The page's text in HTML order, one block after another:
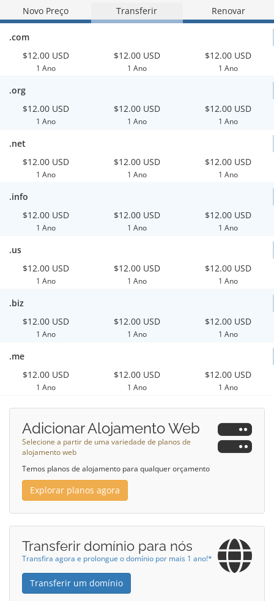
Novo Preço
Transferir Renovar
.com
$12.00 USD
1 Ano
$12.00 USD
1 Ano
$12.00 USD
1 Ano
.org
$12.00 USD
1 Ano
$12.00 USD
1 Ano
$12.00 USD
1 Ano
.net
$12.00 USD
1 Ano
$12.00 USD
1 Ano
$12.00 USD
1 Ano
.info
$12.00 USD
1 Ano
$12.00 USD
1 Ano
$12.00 USD
1 Ano
.us
$12.00 USD
1 Ano
$12.00 USD
1 Ano
$12.00 USD
1 Ano
.biz
$12.00 USD
1 Ano
$12.00 USD
1 Ano
$12.00 USD
1 Ano
.me
$12.00 USD
1 Ano
$12.00 USD
1 Ano
$12.00 USD
1 Ano
Adicionar Alojamento Web
Selecione a partir de uma variedade de planos de
alojamento web
Temos planos de alojamento para qualquer orçamento
Explorar planos agora
Transferir domínio para nós
Transfira agora e prolongue o domínio por mais 1 ano!*
Transferir um domínio